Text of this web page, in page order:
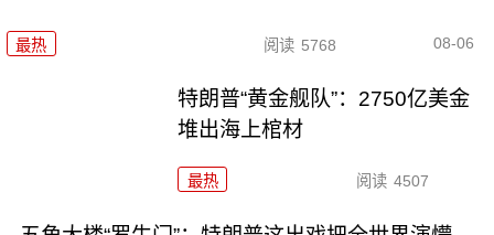
最热 阅读 5768 08-06
特朗普“黄金舰队”：2750亿美金
堆出海上棺材
最热 阅读 4507